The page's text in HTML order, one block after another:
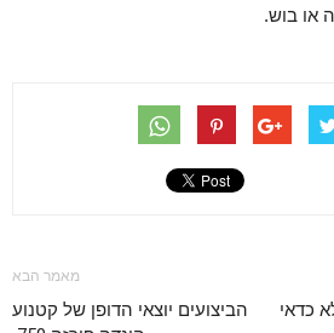
או בוש.
ג'ז היברידית 2021 לא כדאי
מאמר הבא
הביצועים יוצאי הדופן של קטנוע